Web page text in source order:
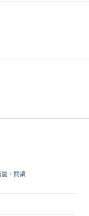
圖、閱讀